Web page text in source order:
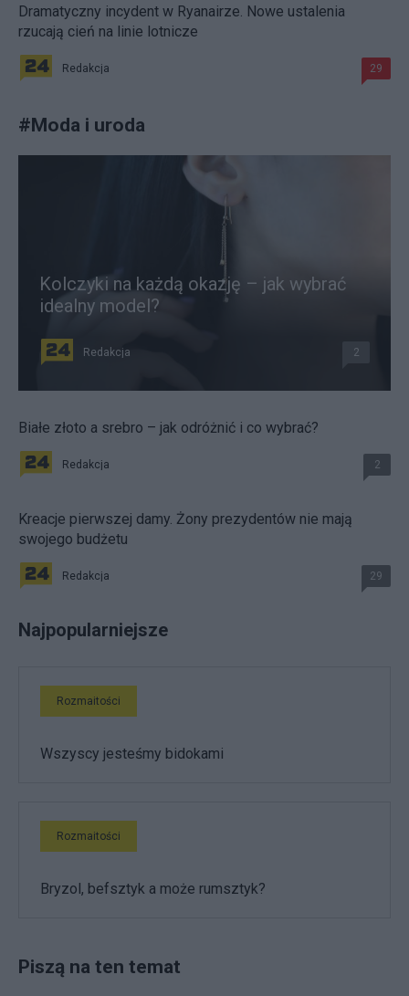
Dramatyczny incydent w Ryanairze. Nowe ustalenia
rzucają cień na linie lotnicze
Redakcja 29
#Moda i uroda
Kolczyki na każdą okazję – jak wybrać
idealny model?
Redakcja 2
Białe złoto a srebro – jak odróżnić i co wybrać?
Redakcja 2
Kreacje pierwszej damy. Żony prezydentów nie mają
swojego budżetu
Redakcja 29
Najpopularniejsze
Rozmaitości
Wszyscy jesteśmy bidokami
Rozmaitości
Bryzol, befsztyk a może rumsztyk?
Piszą na ten temat